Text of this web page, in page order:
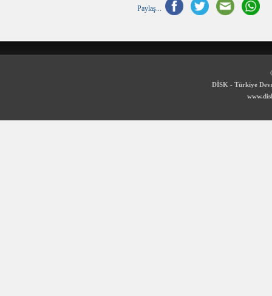
Paylaş...
DİSK - Türkiye